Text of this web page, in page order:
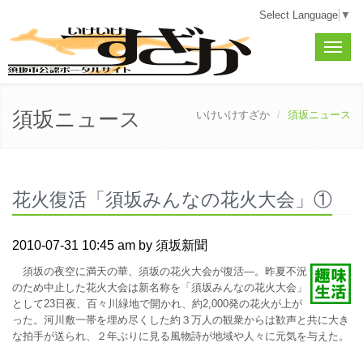
Select Language ▼
Toggle
須坂ニュース いけいけすざか 須坂ニュース
花火復活「須坂みんなの花火大会」①
2010-07-31 10:45 am by 須坂新聞
須坂の夜空に満天の華、須坂の花火大会が復活―。昨夏不況
のため中止した花火大会は新名称を「須坂みんなの花火大会」
として23日夜、百々川緑地で開かれ、約2,000発の花火が上が
った。河川敷一帯を埋め尽くした約３万人の観衆からは歓声と共に大き
な拍手が送られ、２年ぶりに見る風物詩が地域や人々に元気を与えた。